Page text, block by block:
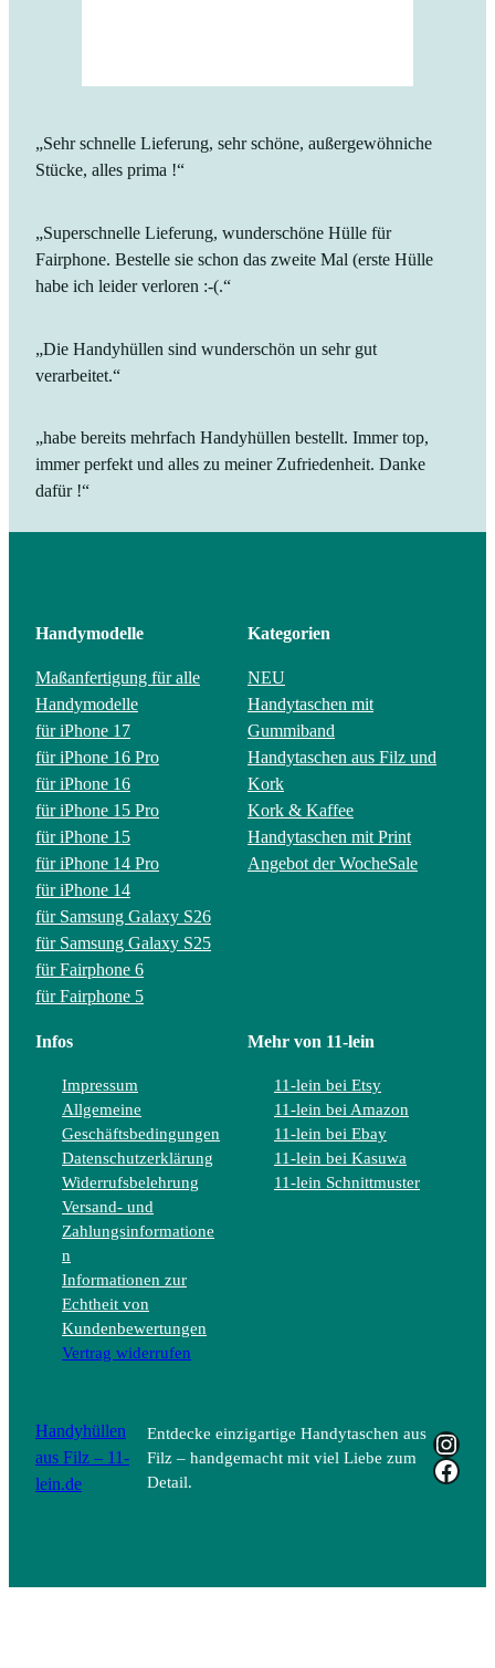
„Sehr schnelle Lieferung, sehr schöne, außergewöhniche
Stücke, alles prima !“
„Superschnelle Lieferung, wunderschöne Hülle für
Fairphone. Bestelle sie schon das zweite Mal (erste Hülle
habe ich leider verloren :-(.“
„Die Handyhüllen sind wunderschön un sehr gut
verarbeitet.“
„habe bereits mehrfach Handyhüllen bestellt. Immer top,
immer perfekt und alles zu meiner Zufriedenheit. Danke
dafür !“
Handymodelle
Maßanfertigung für alle
Handymodelle
für iPhone 17
für iPhone 16 Pro
für iPhone 16
für iPhone 15 Pro
für iPhone 15
für iPhone 14 Pro
für iPhone 14
für Samsung Galaxy S26
für Samsung Galaxy S25
für Fairphone 6
für Fairphone 5
Kategorien
NEU
Handytaschen mit
Gummiband
Handytaschen aus Filz und
Kork
Kork & Kaffee
Handytaschen mit Print
Angebot der WocheSale
Infos
Impressum
Allgemeine
Geschäftsbedingungen
Datenschutzerklärung
Widerrufsbelehrung
Versand- und
Zahlungsinformatione
n
Informationen zur
Echtheit von
Kundenbewertungen
Vertrag widerrufen
Mehr von 11-lein
11-lein bei Etsy
11-lein bei Amazon
11-lein bei Ebay
11-lein bei Kasuwa
11-lein Schnittmuster
Handyhüllen
aus Filz – 11-
lein.de
Entdecke einzigartige Handytaschen aus
Filz – handgemacht mit viel Liebe zum
Detail.